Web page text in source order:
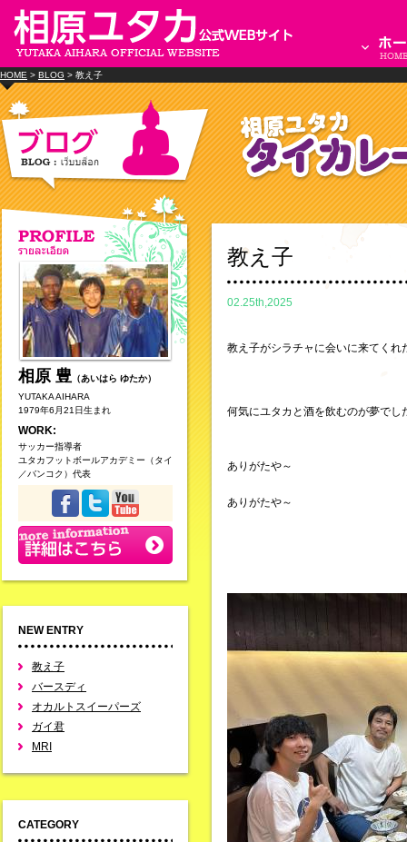
HOME > BLOG > 教え子
相原 豊 （あいはら ゆたか）
YUTAKA AIHARA
1979年6月21日生まれ
WORK:
サッカー指導者
ユタカフットボールアカデミー（タイ
／バンコク）代表
NEW ENTRY
教え子
バースディ
オカルトスイーパーズ
ガイ君
MRI
CATEGORY
教え子
02.25th,2025
教え子がシラチャに会いに来てくれ
何気にユタカと酒を飲むのが夢でし
ありがたや～
ありがたや～